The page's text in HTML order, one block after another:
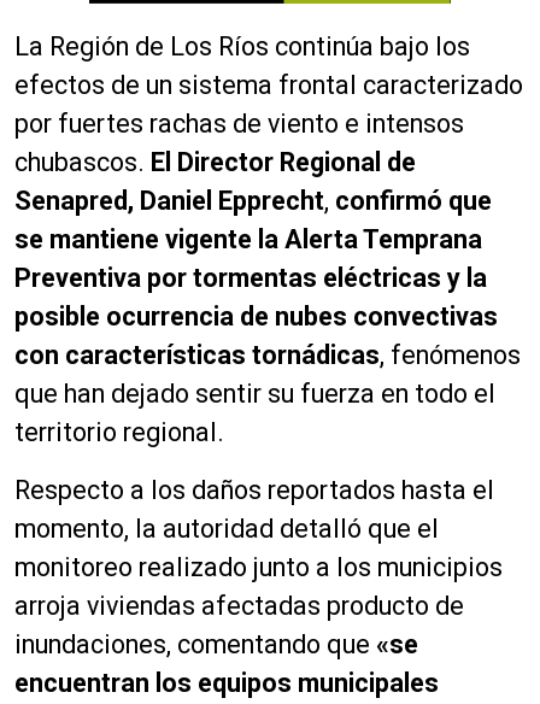
La Región de Los Ríos continúa bajo los
efectos de un sistema frontal caracterizado
por fuertes rachas de viento e intensos
chubascos. El Director Regional de
Senapred, Daniel Epprecht, confirmó que
se mantiene vigente la Alerta Temprana
Preventiva por tormentas eléctricas y la
posible ocurrencia de nubes convectivas
con características tornádicas, fenómenos
que han dejado sentir su fuerza en todo el
territorio regional.
Respecto a los daños reportados hasta el
momento, la autoridad detalló que el
monitoreo realizado junto a los municipios
arroja viviendas afectadas producto de
inundaciones, comentando que «se
encuentran los equipos municipales